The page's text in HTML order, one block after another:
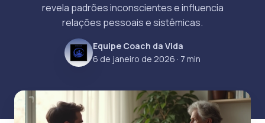
revela padrões inconscientes e influencia
relações pessoais e sistêmicas.
Equipe Coach da Vida
6 de janeiro de 2026 · 7 min